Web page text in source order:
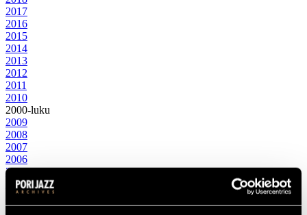
2017
2016
2015
2014
2013
2012
2011
2010
2000-luku
2009
2008
2007
2006
2005
2004
2003
2002